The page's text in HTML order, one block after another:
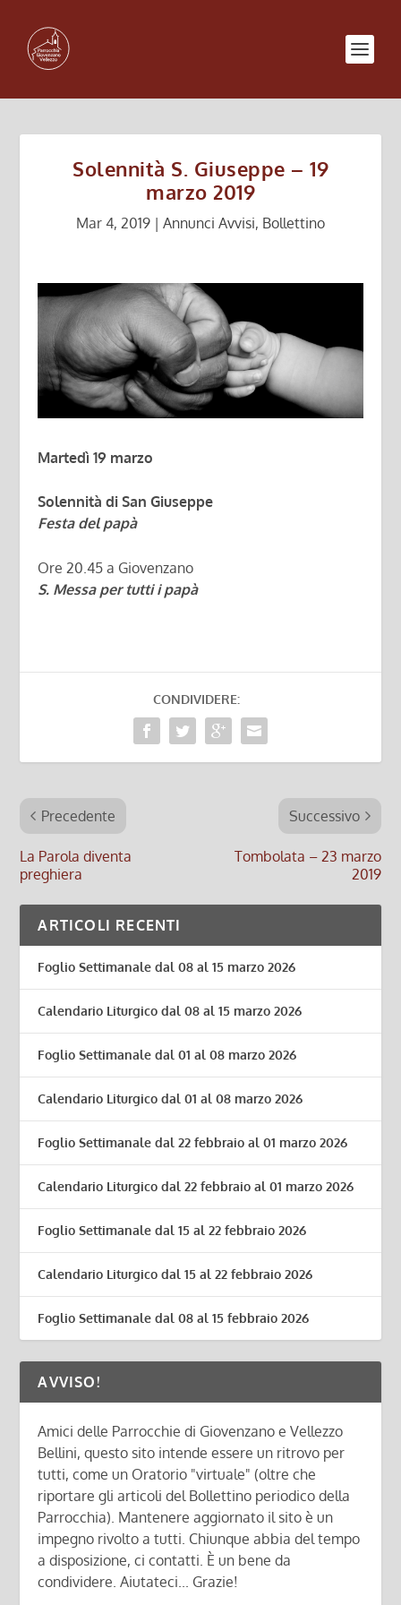
Solennità S. Giuseppe – 19
marzo 2019
Mar 4, 2019 | Annunci Avvisi, Bollettino
Martedì 19 marzo
Solennità di San Giuseppe
Festa del papà
Ore 20.45 a Giovenzano
S. Messa per tutti i papà
CONDIVIDERE:
Precedente
La Parola diventa
preghiera
Successivo
Tombolata – 23 marzo
2019
ARTICOLI RECENTI
Foglio Settimanale dal 08 al 15 marzo 2026
Calendario Liturgico dal 08 al 15 marzo 2026
Foglio Settimanale dal 01 al 08 marzo 2026
Calendario Liturgico dal 01 al 08 marzo 2026
Foglio Settimanale dal 22 febbraio al 01 marzo 2026
Calendario Liturgico dal 22 febbraio al 01 marzo 2026
Foglio Settimanale dal 15 al 22 febbraio 2026
Calendario Liturgico dal 15 al 22 febbraio 2026
Foglio Settimanale dal 08 al 15 febbraio 2026
AVVISO!
Amici delle Parrocchie di Giovenzano e Vellezzo
Bellini, questo sito intende essere un ritrovo per
tutti, come un Oratorio "virtuale" (oltre che
riportare gli articoli del Bollettino periodico della
Parrocchia). Mantenere aggiornato il sito è un
impegno rivolto a tutti. Chiunque abbia del tempo
a disposizione, ci contatti. È un bene da
condividere. Aiutateci... Grazie!